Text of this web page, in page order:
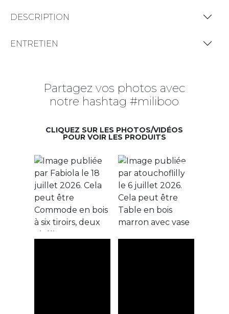
DESCRIPTION
ENTRETIEN
Partagez vos photos avec
notre hashtag #miliboo
CLIQUEZ SUR LES PHOTOS/VIDÉOS
POUR VOIR LES PRODUITS